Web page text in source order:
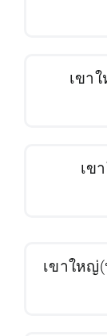
เขา
เข
เขาใหญ่